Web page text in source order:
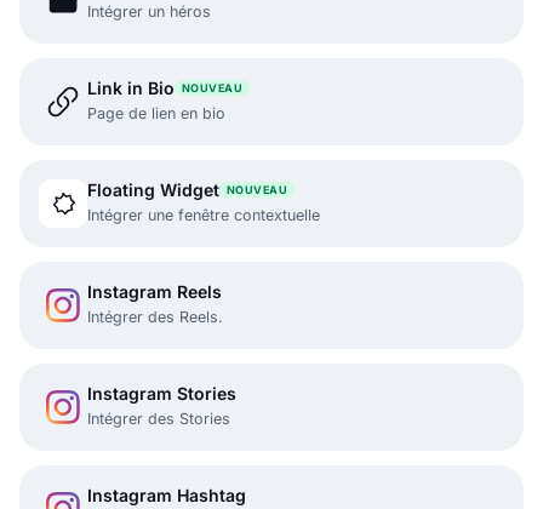
Intégrer un héros
Link in Bio NOUVEAU
Page de lien en bio
Floating Widget NOUVEAU
Intégrer une fenêtre contextuelle
Instagram Reels
Intégrer des Reels.
Instagram Stories
Intégrer des Stories
Instagram Hashtag